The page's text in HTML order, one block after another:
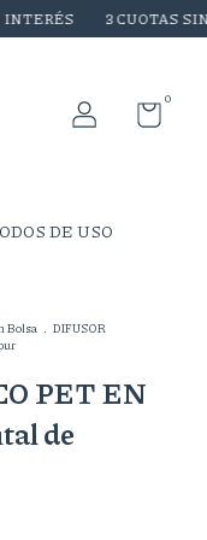
3 CUOTAS SIN INTERÉS
0
DE USO
Bolsa . DIFUSOR
PET EN
de